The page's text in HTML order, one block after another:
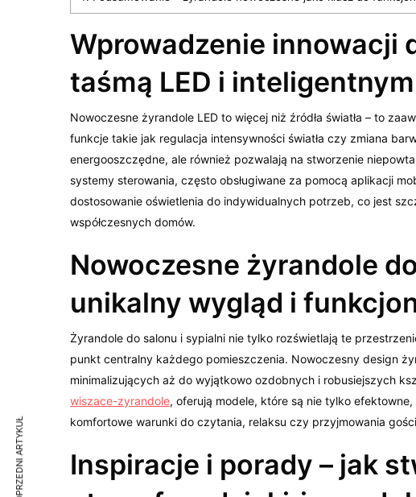
Wprowadzenie innowacji
taśmą LED i
Nowoczesne żyrandole LED to więcej niż źródła światła – to
funkcje takie jak regulacja intensywności światła czy zmiana
energooszczędne, ale również pozwalają na stworzenie
systemy sterowania, często obsługiwane za pomocą aplikacji
dostosowanie oświetlenia do indywidualnych potrzeb, co jest
współczesnych domów.
Nowoczesne żyrandole
unikalny wygląd i
Żyrandole do salonu i sypialni nie tylko rozświetlają te
punkt centralny każdego pomieszczenia. Nowoczesny design
minimalizujących aż do wyjątkowo ozdobnych i robusiejszych
wiszace-zyrandole, oferują modele, które są nie tylko
komfortowe warunki do czytania, relaksu czy przyjmowania
Inspiracje i porady – jak
POPRZEDNI ARTYKUŁ